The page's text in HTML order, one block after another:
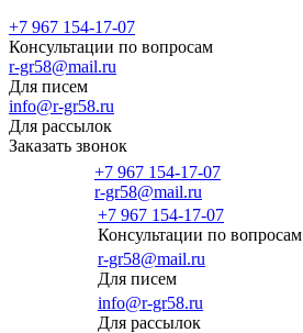
+7 967 154-17-07
Консультации по вопросам
r-gr58@mail.ru
Для писем
info@r-gr58.ru
Для рассылок
Заказать звонок
+7 967 154-17-07
r-gr58@mail.ru
+7 967 154-17-07
Консультации по вопросам
r-gr58@mail.ru
Для писем
info@r-gr58.ru
Для рассылок